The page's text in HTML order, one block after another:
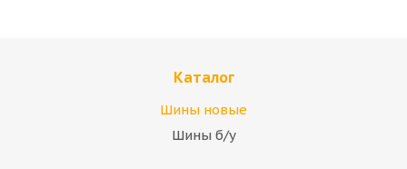
Каталог
Шины новые
Шины б/у